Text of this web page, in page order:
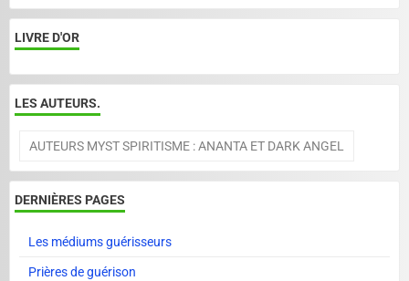
LIVRE D'OR
LES AUTEURS.
AUTEURS MYST SPIRITISME : ANANTA ET DARK ANGEL
DERNIÈRES PAGES
Les médiums guérisseurs
Prières de guérison